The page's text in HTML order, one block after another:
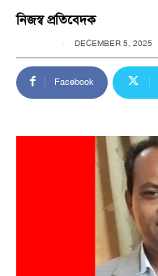
নিজস্ব প্রতিবেদক
DECEMBER 5, 2025
Facebook